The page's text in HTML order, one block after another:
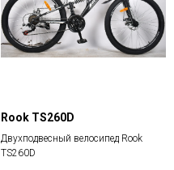
Rook TS260D
Двухподвесный велосипед Rook
TS260D